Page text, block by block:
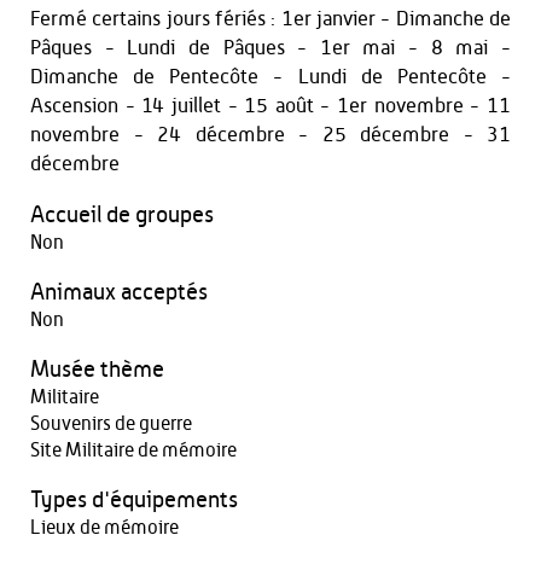
Fermé certains jours fériés : 1er janvier - Dimanche de
Pâques - Lundi de Pâques - 1er mai - 8 mai -
Dimanche de Pentecôte - Lundi de Pentecôte -
Ascension - 14 juillet - 15 août - 1er novembre - 11
novembre - 24 décembre - 25 décembre - 31
décembre
Accueil de groupes
Non
Animaux acceptés
Non
Musée thème
Militaire
Souvenirs de guerre
Site Militaire de mémoire
Types d'équipements
Lieux de mémoire